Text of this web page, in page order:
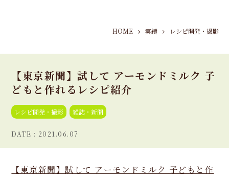
HOME 実績 レシピ開発・撮影
【東京新聞】試して アーモンドミルク 子
どもと作れるレシピ紹介
レシピ開発・撮影 雑誌・新聞
2021.06.07
【東京新聞】試して アーモンドミルク 子どもと作